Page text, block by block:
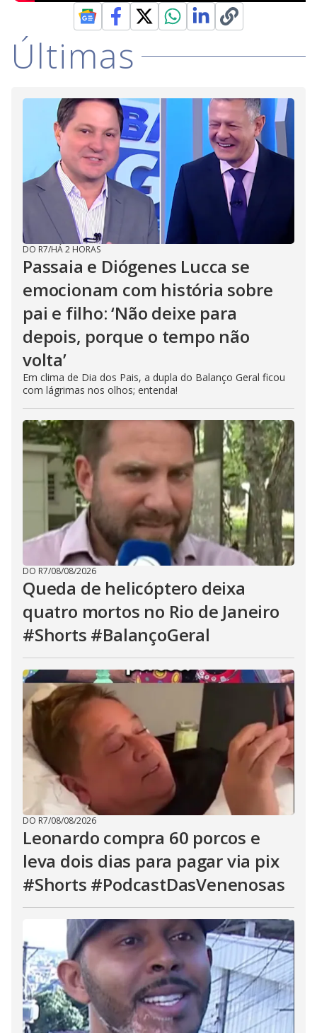
Últimas
DO R7/HÁ 2 HORAS
Passaia e Diógenes Lucca se
emocionam com história sobre
pai e filho: ‘Não deixe para
depois, porque o tempo não
volta’
Em clima de Dia dos Pais, a dupla do Balanço Geral ficou
com lágrimas nos olhos; entenda!
DO R7/08/08/2026
Queda de helicóptero deixa
quatro mortos no Rio de Janeiro
#Shorts #BalançoGeral
DO R7/08/08/2026
Leonardo compra 60 porcos e
leva dois dias para pagar via pix
#Shorts #PodcastDasVenenosas